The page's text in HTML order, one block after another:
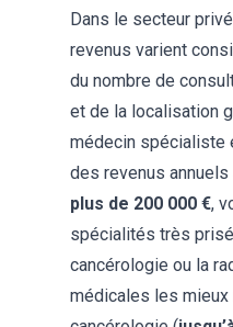
Dans le secteur
revenus varient
du nombre de
et de la localisation
médecin spécialiste
des revenus annuels
plus de 200 000 €,
spécialités très
cancérologie ou la
médicales les mieux